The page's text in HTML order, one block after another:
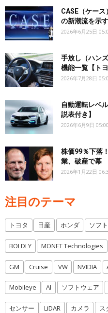
CASE（ケー
の新潮流を示す
2026年6月25日
手放し（ハン
機能一覧【ト
2026年7月28日
自動運転レベ
説表付き】
2026年6月9日 05:00
株価99％下落
業、破産で幕
2026年1月22日
注目のテーマ
トヨタ 日産 ホンダ ソフ
BOLDLY MONET Technologies
GM Cruise VW NVIDIA
Mobileye AI ソフトウェア
センサー LiDAR カメラ ス